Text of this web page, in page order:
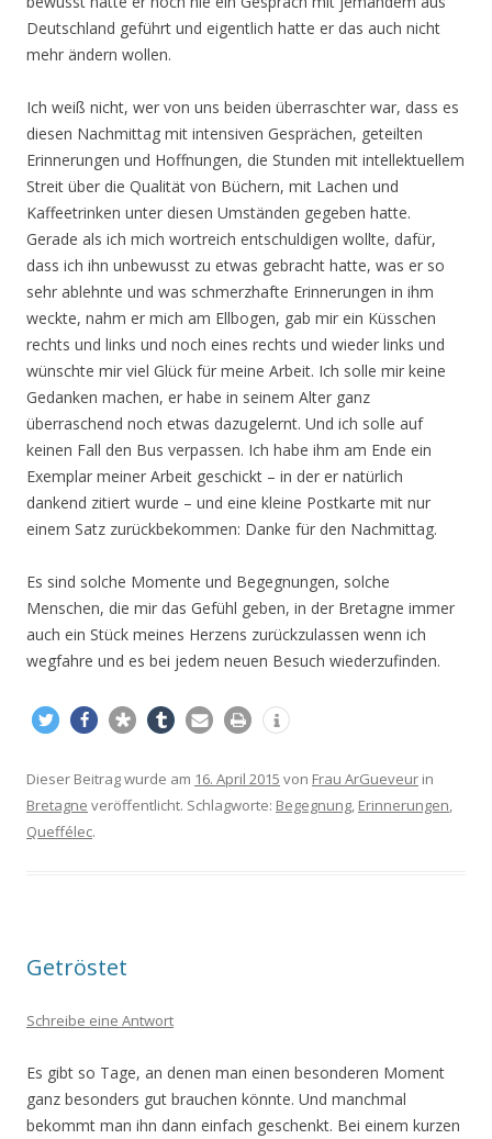
Deutschland geführt und eigentlich hatte er das auch nicht
mehr ändern wollen.
Ich weiß nicht, wer von uns beiden überraschter war, dass es
diesen Nachmittag mit intensiven Gesprächen, geteilten
Erinnerungen und Hoffnungen, die Stunden mit intellektuellem
Streit über die Qualität von Büchern, mit Lachen und
Kaffeetrinken unter diesen Umständen gegeben hatte.
Gerade als ich mich wortreich entschuldigen wollte, dafür,
dass ich ihn unbewusst zu etwas gebracht hatte, was er so
sehr ablehnte und was schmerzhafte Erinnerungen in ihm
weckte, nahm er mich am Ellbogen, gab mir ein Küsschen
rechts und links und noch eines rechts und wieder links und
wünschte mir viel Glück für meine Arbeit. Ich solle mir keine
Gedanken machen, er habe in seinem Alter ganz
überraschend noch etwas dazugelernt. Und ich solle auf
keinen Fall den Bus verpassen. Ich habe ihm am Ende ein
Exemplar meiner Arbeit geschickt – in der er natürlich
dankend zitiert wurde – und eine kleine Postkarte mit nur
einem Satz zurückbekommen: Danke für den Nachmittag.
Es sind solche Momente und Begegnungen, solche
Menschen, die mir das Gefühl geben, in der Bretagne immer
auch ein Stück meines Herzens zurückzulassen wenn ich
wegfahre und es bei jedem neuen Besuch wiederzufinden.
Dieser Beitrag wurde am 16. April 2015 von Frau ArGueveur in
Bretagne veröffentlicht. Schlagworte: Begegnung, Erinnerungen,
Queffélec.
Getröstet
Schreibe eine Antwort
Es gibt so Tage, an denen man einen besonderen Moment
ganz besonders gut brauchen könnte. Und manchmal
bekommt man ihn dann einfach geschenkt. Bei einem kurzen